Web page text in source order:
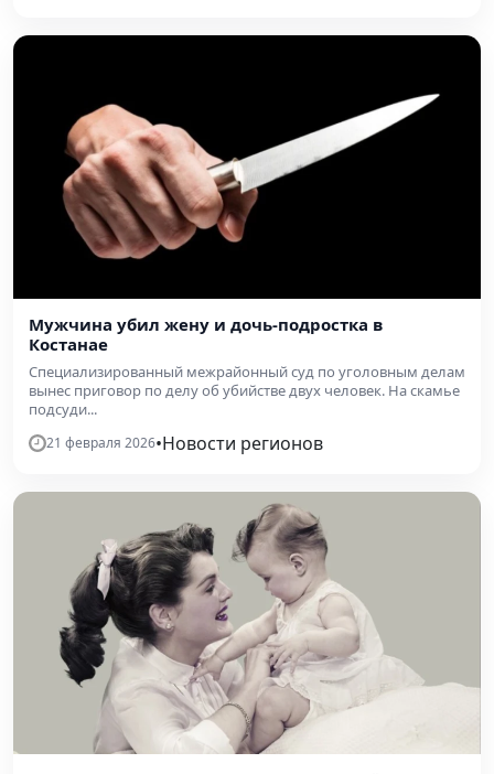
Мужчина убил жену и дочь-подростка в
Костанае
Специализированный межрайонный суд по уголовным делам
вынес приговор по делу об убийстве двух человек. На скамье
подсуди...
21 февраля 2026•Новости регионов